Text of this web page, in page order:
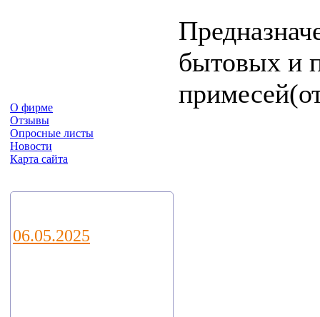
О фирме
Отзывы
Опросные листы
Новости
Карта сайта
06.05.2025
бытовых и